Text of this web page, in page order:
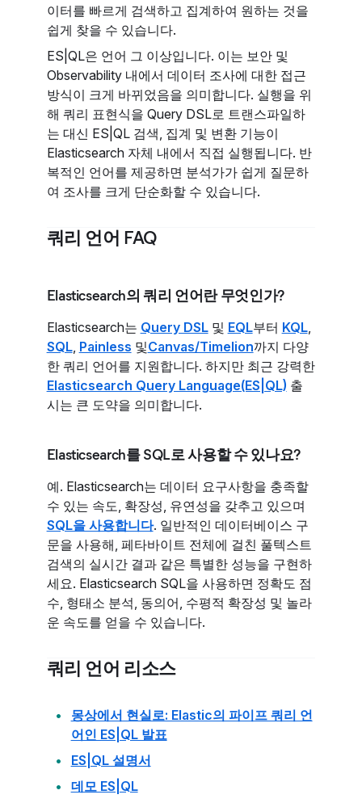
이터를 빠르게 검색하고 집계하여 원하는 것을
쉽게 찾을 수 있습니다.
ES|QL은 언어 그 이상입니다. 이는 보안 및
Observability 내에서 데이터 조사에 대한 접근
방식이 크게 바뀌었음을 의미합니다. 실행을 위
해 쿼리 표현식을 Query DSL로 트랜스파일하
는 대신 ES|QL 검색, 집계 및 변환 기능이
Elasticsearch 자체 내에서 직접 실행됩니다. 반
복적인 언어를 제공하면 분석가가 쉽게 질문하
여 조사를 크게 단순화할 수 있습니다.
쿼리 언어 FAQ
Elasticsearch의 쿼리 언어란 무엇인가?
Elasticsearch는 Query DSL및 EQL부터 KQL,
SQL, Painless 및Canvas/Timelion까지 다양
한 쿼리 언어를 지원합니다. 하지만 최근 강력한
Elasticsearch Query Language(ES|QL) 출
시는 큰 도약을 의미합니다.
Elasticsearch를 SQL로 사용할 수 있나요?
예. Elasticsearch는 데이터 요구사항을 충족할
수 있는 속도, 확장성, 유연성을 갖추고 있으며
SQL을 사용합니다. 일반적인 데이터베이스 구
문을 사용해, 페타바이트 전체에 걸친 풀텍스트
검색의 실시간 결과 같은 특별한 성능을 구현하
세요. Elasticsearch SQL을 사용하면 정확도 점
수, 형태소 분석, 동의어, 수평적 확장성 및 놀라
운 속도를 얻을 수 있습니다.
쿼리 언어 리소스
몽상에서 현실로: Elastic의 파이프 쿼리 언
어인 ES|QL 발표
ES|QL 설명서
데모 ES|QL